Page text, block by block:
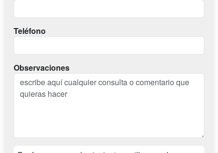
Teléfono
Observaciones